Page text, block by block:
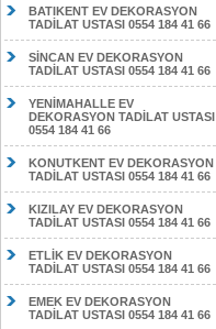
BATIKENT EV DEKORASYON
TADİLAT USTASI 0554 184 41 66
SİNCAN EV DEKORASYON
TADİLAT USTASI 0554 184 41 66
YENİMAHALLE EV
DEKORASYON TADİLAT USTASI
0554 184 41 66
KONUTKENT EV DEKORASYON
TADİLAT USTASI 0554 184 41 66
KIZILAY EV DEKORASYON
TADİLAT USTASI 0554 184 41 66
ETLİK EV DEKORASYON
TADİLAT USTASI 0554 184 41 66
EMEK EV DEKORASYON
TADİLAT USTASI 0554 184 41 66